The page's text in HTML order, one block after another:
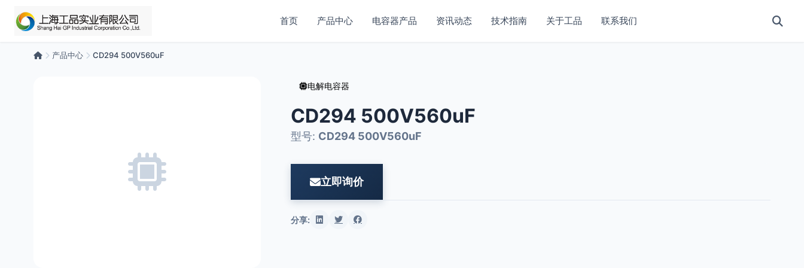
首页 产品中心 电容器产品 资讯动态 技术指南 关于工品 联系我们
产品中心 CD294 500V560uF
电解电容器
CD294 500V560uF
型号: CD294 500V560uF
立即询价
分享: